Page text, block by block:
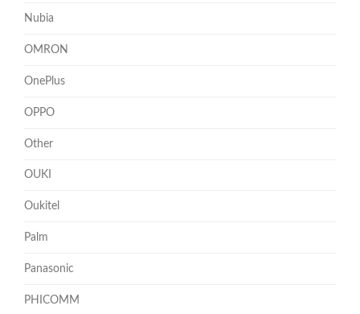
Nubia
OMRON
OnePlus
OPPO
Other
OUKI
Oukitel
Palm
Panasonic
PHICOMM